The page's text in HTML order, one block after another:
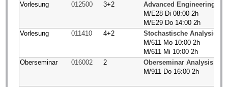
Vorlesung 012500 3+2
Advanced Engineering
M/E28 Di 08:00 2h
M/E29 Do 14:00 2h
Vorlesung
011410 4+2
Stochastische Analysis
M/611 Mo 10:00 2h
M/611 Mi 10:00 2h
Oberseminar
016002 2
Oberseminar Analysis
M/911 Do 16:00 2h